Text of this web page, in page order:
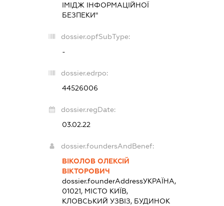
ІМІДЖ ІНФОРМАЦІЙНОЇ
БЕЗПЕКИ"
dossier.opfSubType:
-
dossier.edrpo:
44526006
dossier.regDate:
03.02.22
dossier.foundersAndBenef:
ВІКОЛОВ ОЛЕКСІЙ
ВІКТОРОВИЧ
dossier.founderAddressУКРАЇНА,
01021, МІСТО КИЇВ,
КЛОВСЬКИЙ УЗВІЗ, БУДИНОК